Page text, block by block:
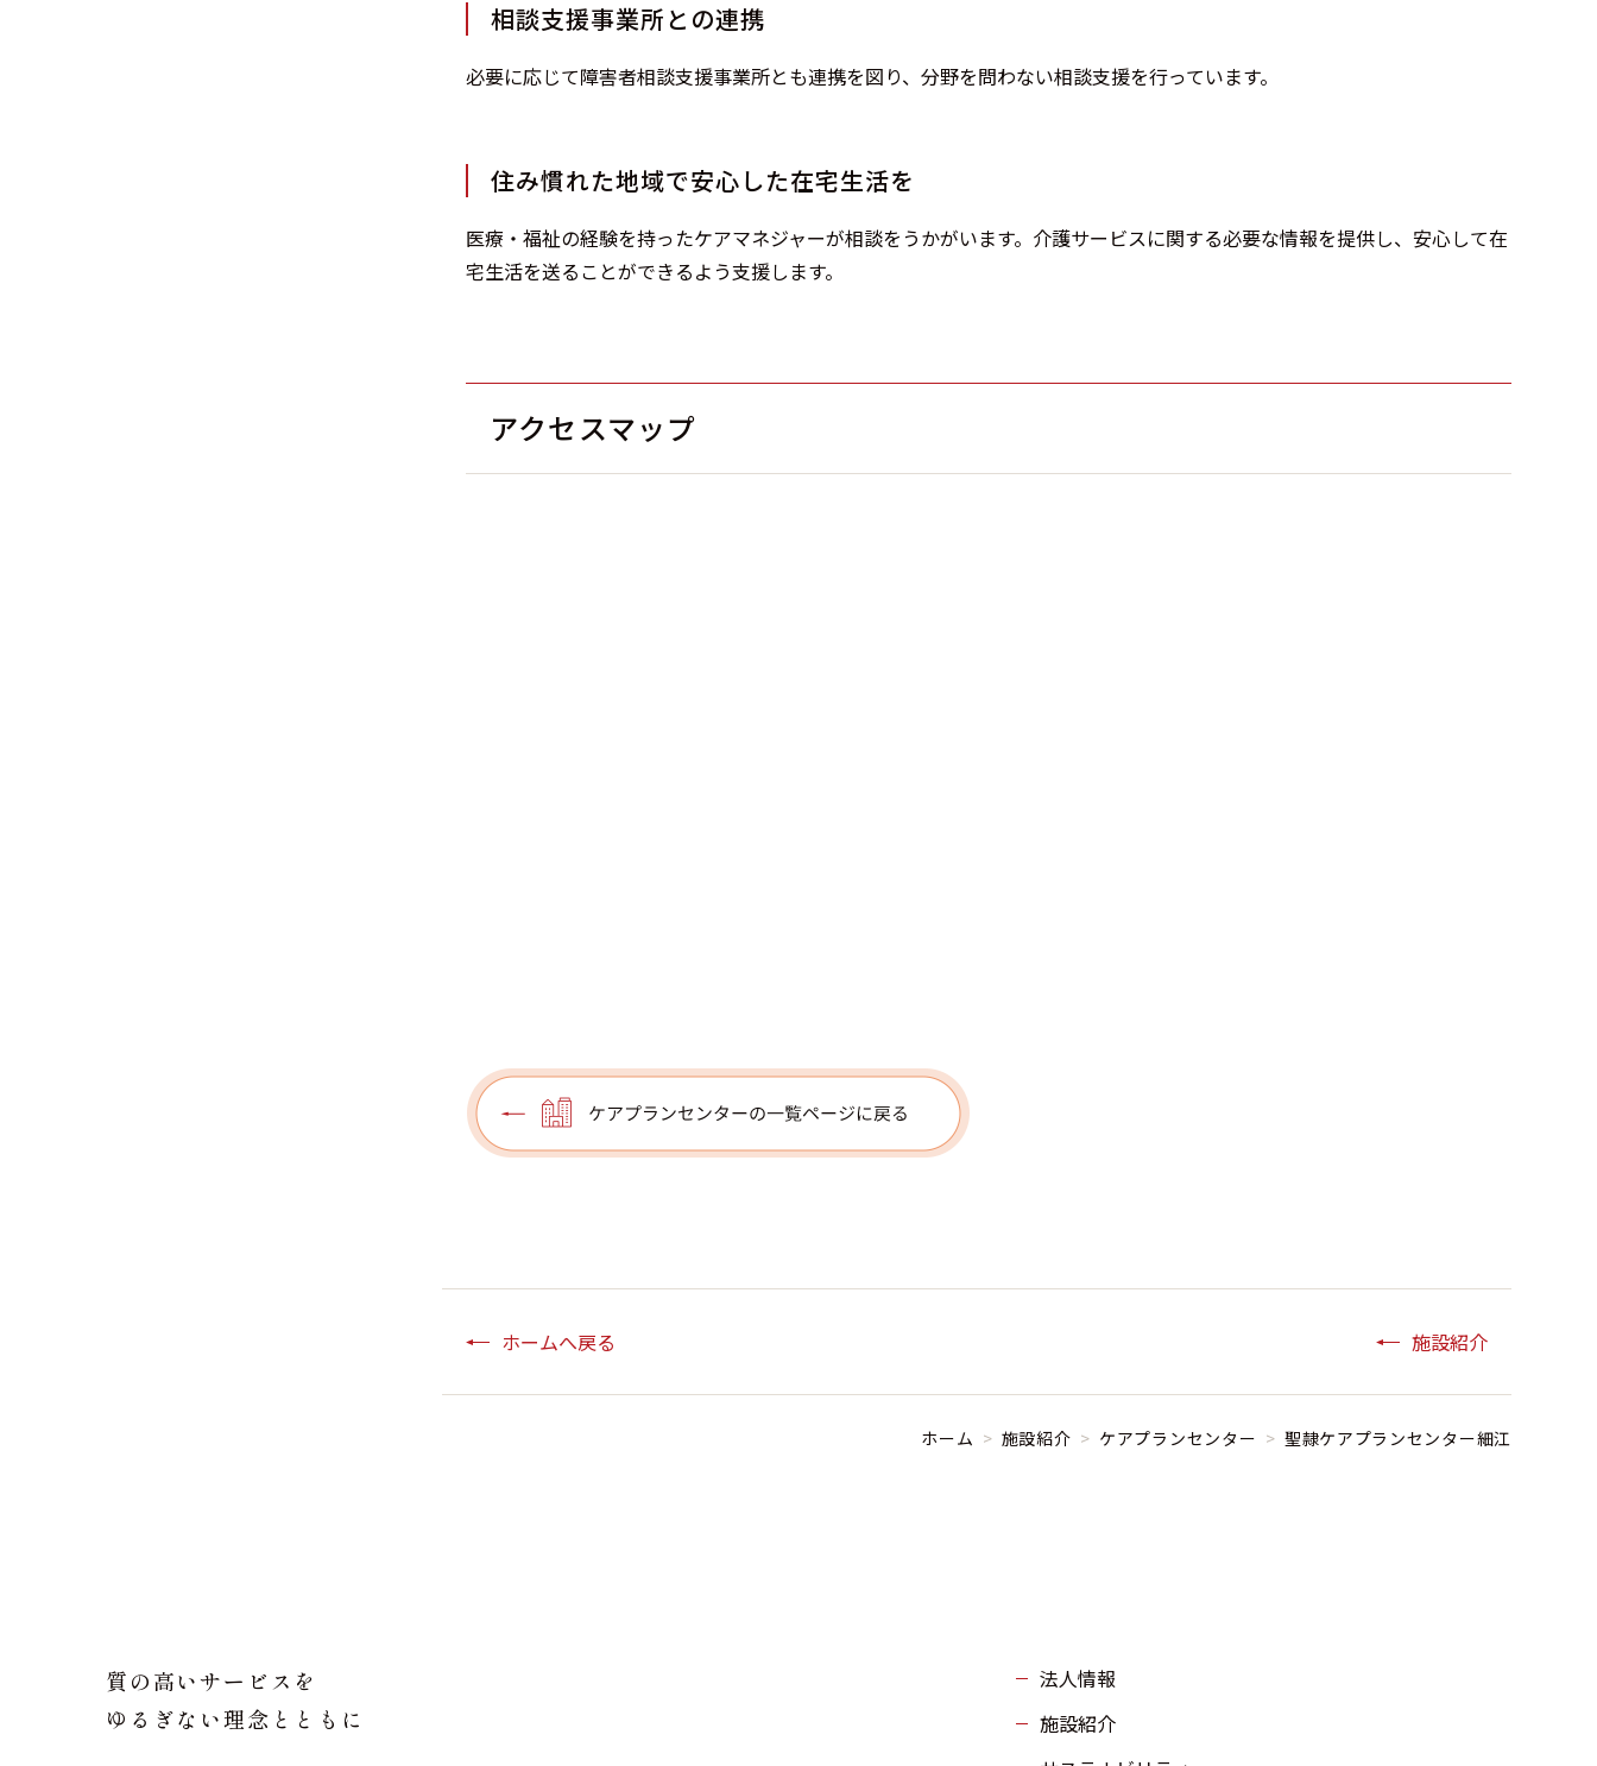
相談支援事業所との連携
必要に応じて障害者相談支援事業所とも連携を図り、分野を問わない相談支援を行っています。
住み慣れた地域で安心した在宅生活を
医療・福祉の経験を持ったケアマネジャーが相談をうかがいます。介護サービスに関する必要な情報を提供し、安心して在
宅生活を送ることができるよう支援します。
アクセスマップ
施設紹介
ホームへ戻る
ホーム > 施設紹介 > ケアプランセンター > 聖隷ケアプランセンター細江
質の高いサービスを
ゆるぎない理念とともに
法人情報
施設紹介